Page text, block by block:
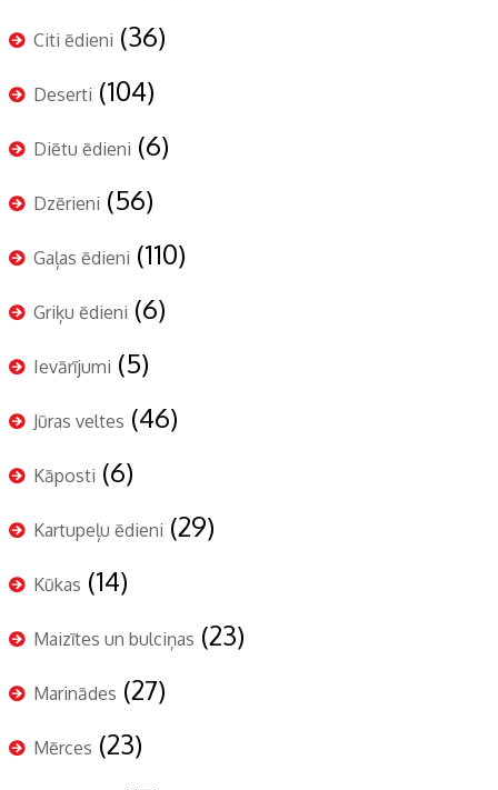
Citi ēdieni (36)
Deserti (104)
Diētu ēdieni (6)
Dzērieni (56)
Gaļas ēdieni (110)
Griķu ēdieni (6)
Ievārījumi (5)
Jūras veltes (46)
Kāposti (6)
Kartupeļu ēdieni (29)
Kūkas (14)
Maizītes un bulciņas (23)
Marinādes (27)
Mērces (23)